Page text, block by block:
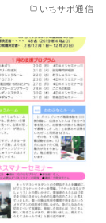
いちサポ通信